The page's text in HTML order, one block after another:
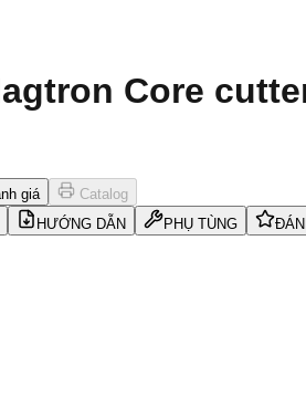
Core
giá
Catalog
HƯỚNG DẪN PHỤ TÙNG